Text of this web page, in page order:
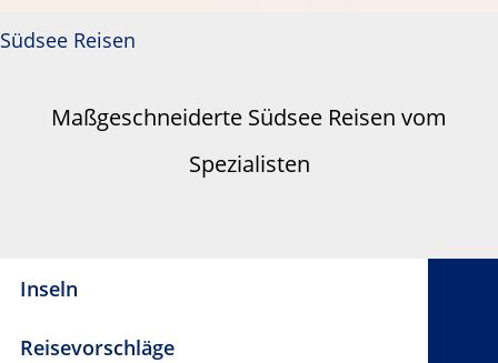
Südsee Reisen
Maßgeschneiderte Südsee Reisen vom
Spezialisten
Inseln
Reisevorschläge